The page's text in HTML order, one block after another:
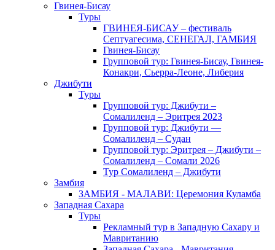
Гвинея-Бисау
Туры
ГВИНЕЯ-БИСАУ – фестиваль
Септуагесима, СЕНЕГАЛ, ГАМБИЯ
Гвинея-Бисау
Групповой тур: Гвинея-Бисау, Гвинея-
Конакри, Сьерра-Леоне, Либерия
Джибути
Туры
Групповой тур: Джибути –
Cомалиленд – Эритрея 2023
Групповой тур: Джибути —
Сомалиленд – Судан
Групповой тур: Эритрея – Джибути –
Сомалиленд – Сомали 2026
Тур Cомалиленд – Джибути
Замбия
ЗАМБИЯ - МАЛАВИ: Церемония Куламба
Западная Сахара
Туры
Рекламный тур в Западную Сахару и
Мавританию